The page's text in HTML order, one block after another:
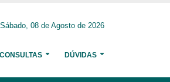
08 de Agosto de 2026
CONSULTAS DÚVIDAS